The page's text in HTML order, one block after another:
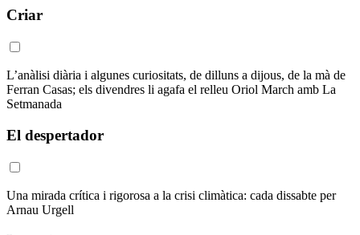
Criar
L’anàlisi diària i algunes curiositats, de dilluns a dijous, de la mà de
Ferran Casas; els divendres li agafa el relleu Oriol March amb La
Setmanada
El despertador
Una mirada crítica i rigorosa a la crisi climàtica: cada dissabte per
Arnau Urgell